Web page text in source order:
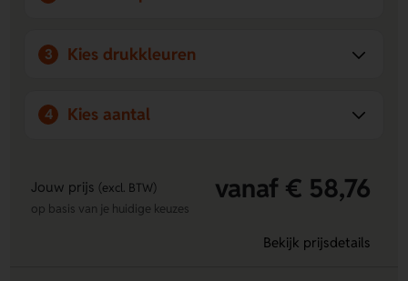
3 Kies drukkleuren
4 Kies aantal
Jouw prijs (excl. BTW) vanaf € 58,76
op basis van je huidige keuzes
Bekijk prijsdetails